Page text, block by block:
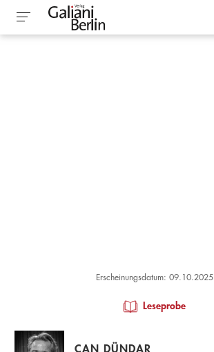
Erscheinungsdatum: 09.10.2025
Leseprobe
CAN DÜNDAR